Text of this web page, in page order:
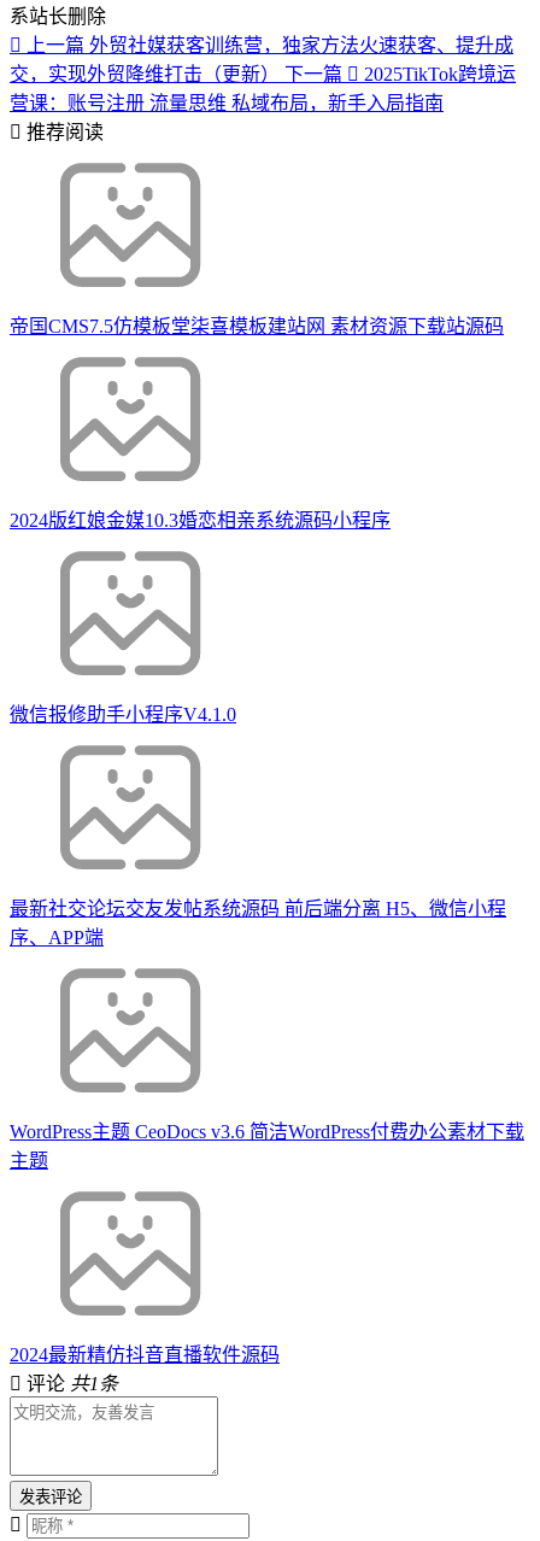
系站长删除
上一篇 外贸社媒获客训练营，独家方法火速获客、提升成
交，实现外贸降维打击（更新）
下一篇
2025TikTok跨境运
营课：账号注册 流量思维 私域布局，新手入局指南
推荐阅读
帝国CMS7.5仿模板堂柒喜模板建站网 素材资源下载站源码
2024版红娘金媒10.3婚恋相亲系统源码小程序
微信报修助手小程序V4.1.0
最新社交论坛交友发帖系统源码 前后端分离 H5、微信小程
序、APP端
WordPress主题 CeoDocs v3.6 简洁WordPress付费办公素材下载
主题
2024最新精仿抖音直播软件源码
评论 共1条
发表评论